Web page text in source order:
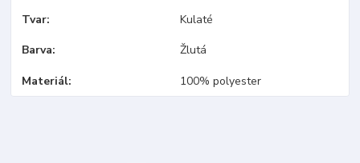
Tvar Kulaté
Barva Žlutá
Materiál 100% polyester